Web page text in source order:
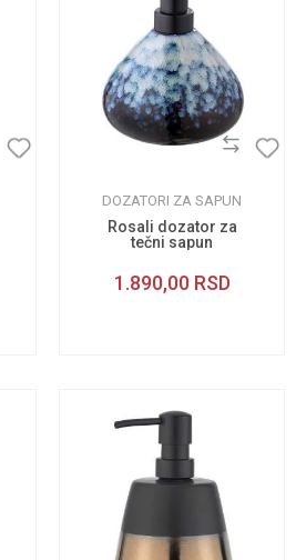
DOZATORI ZA SAPUN
Rosali dozator za
tečni sapun
1.890,00 RSD